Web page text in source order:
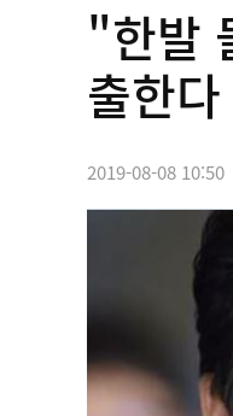
"한발
출한다
2019-08-08 10:50